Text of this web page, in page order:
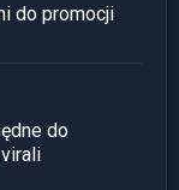
do promocji
do